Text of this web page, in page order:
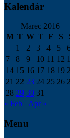
Kalendár
Marec 2016
M T W T F S
1
2 3 4 5
7
8 9 10 11 12
14 15 16 17 18 19
21 22 23 24 25 26
28 29 30 31
« Feb
Apr »
Menu